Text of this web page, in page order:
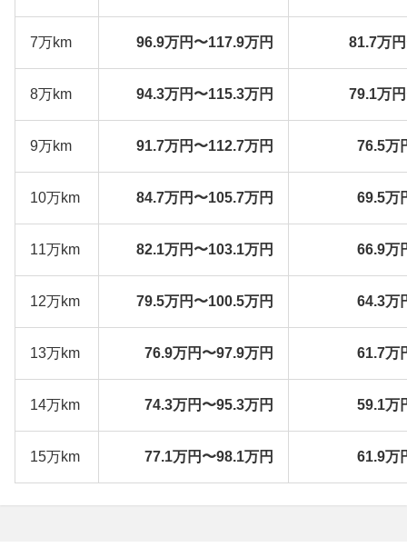
7万km 96.9万円〜117.9万円 81.7万
8万km 94.3万円〜115.3万円 79.1万
9万km 91.7万円〜112.7万円 76.5万
10万km 84.7万円〜105.7万円 69.5万
11万km 82.1万円〜103.1万円 66.9万
12万km 79.5万円〜100.5万円 64.3万
13万km 76.9万円〜97.9万円 61.7万
14万km 74.3万円〜95.3万円 59.1万
15万km 77.1万円〜98.1万円 61.9万